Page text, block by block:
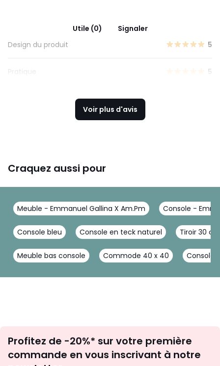
Utile (0)
Signaler
Design du produit
5
Pratique 5
Voir plus d'avis
Craquez aussi pour
Meuble - Emmanuel Gallina X Am.Pm Console -
Console bleu Console en teck naturel Tiroir 30 cm
Meuble bas console Commode 40 x 40 Console
newsletter
Profitez de -20%* sur votre première
commande en vous inscrivant à notre